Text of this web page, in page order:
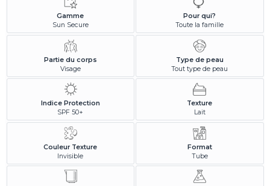
Gamme
Sun Secure
Pour qui?
Toute la famille
Partie du corps
Visage
Type de peau
Tout type de peau
Indice Protection
SPF 50+
Texture
Lait
Couleur Texture
Invisible
Format
Tube